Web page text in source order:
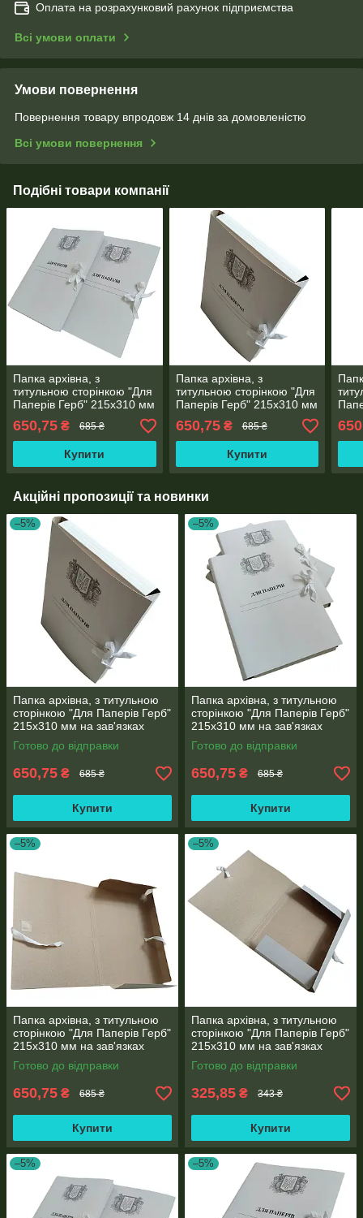
Оплата на розрахунковий рахунок підприємства
Всі умови оплати
Умови повернення
Повернення товару впродовж 14 днів за домовленістю
Всі умови повернення
Подібні товари компанії
Папка архівна, з
титульною сторінкою "Для
Паперів Герб" 215х310 мм
корінець 0,7-2,8 см 50 шт.
650,75 ₴ 685 ₴
Купити
Папка архівна, з
титульною сторінкою "Для
Паперів Герб" 215х310 мм
корінець 0,7-2,6 см 50 шт
650,75₴ 685 ₴
Купити
Акційні пропозиції та новинки
–5%
Папка архівна, з титульною
сторінкою "Для Паперів Герб"
215х310 мм на зав'язках
висота корінець 0,7-2,6 см 50
шт
Готово до відправки
650,75 ₴ 685 ₴
Купити
–5%
Папка архівна, з титульною
сторінкою "Для Паперів Герб"
215х310 мм на зав'язках
висота корінець 0,5-2,8 см 50
шт
Готово до відправки
650,75 ₴ 685 ₴
Купити
–5%
Папка архівна, з титульною
сторінкою "Для Паперів Герб"
215х310 мм на зав'язках
висота корінець 0,6-2,8 см 50
шт
Готово до відправки
650,75 ₴ 685 ₴
Купити
–5%
Папка архівна, з титульною
сторінкою "Для Паперів Герб"
215х310 мм на зав'язках
висота корінець 0,7-2,5 см
(25шт)
Готово до відправки
325,85 ₴ 343 ₴
Купити
–5% –5%